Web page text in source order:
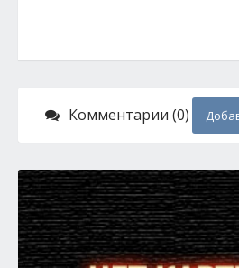
Комментарии (0)